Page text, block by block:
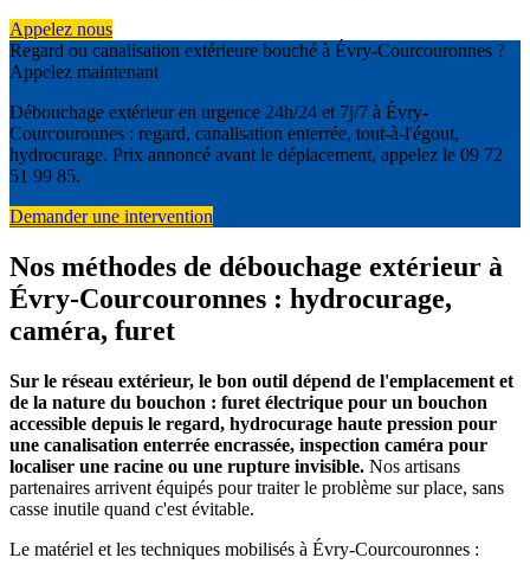
Appelez nous
Regard ou canalisation extérieure bouché à Évry-Courcouronnes ?
Appelez maintenant
Débouchage extérieur en urgence 24h/24 et 7j/7 à Évry-
Courcouronnes : regard, canalisation enterrée, tout-à-l'égout,
hydrocurage. Prix annoncé avant le déplacement, appelez le 09 72
51 99 85.
Demander une intervention
Nos méthodes de débouchage extérieur à
Évry-Courcouronnes : hydrocurage,
caméra, furet
Sur le réseau extérieur, le bon outil dépend de l'emplacement et
de la nature du bouchon : furet électrique pour un bouchon
accessible depuis le regard, hydrocurage haute pression pour
une canalisation enterrée encrassée, inspection caméra pour
localiser une racine ou une rupture invisible. Nos artisans
partenaires arrivent équipés pour traiter le problème sur place, sans
casse inutile quand c'est évitable.
Le matériel et les techniques mobilisés à Évry-Courcouronnes :